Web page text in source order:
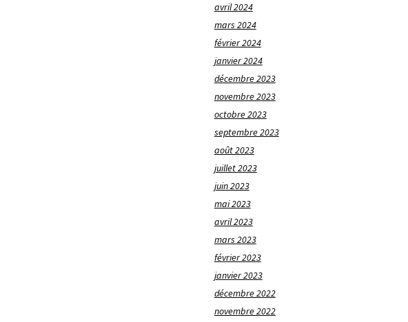
avril 2024
mars 2024
février 2024
janvier 2024
décembre 2023
novembre 2023
octobre 2023
septembre 2023
août 2023
juillet 2023
juin 2023
mai 2023
avril 2023
mars 2023
février 2023
janvier 2023
décembre 2022
novembre 2022